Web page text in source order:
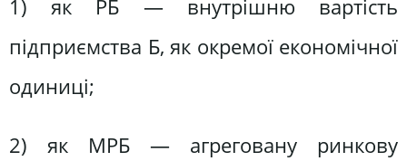
1) як РБ — внутрішню вартість
підприємства Б, як окремої економічної
одиниці;
2) як МРБ — агреговану ринкову